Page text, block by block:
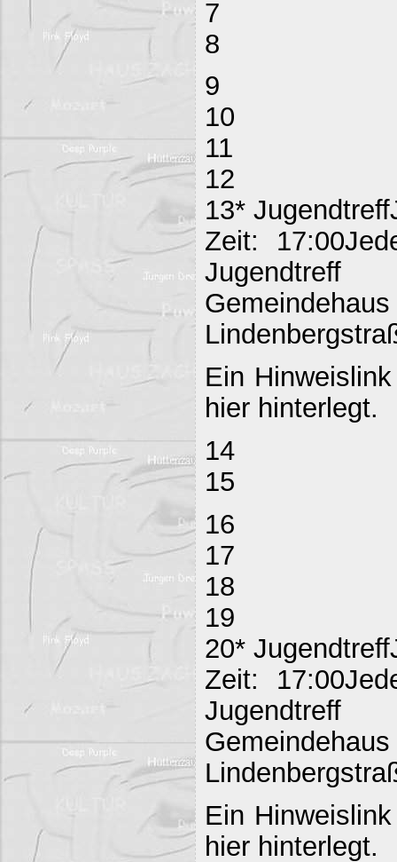
7
8
9
10
11
12
13*
Zeit:
Jugendtreff
Ein
hier hinterlegt.
14
15
16
17
18
19
20*
Zeit:
Jugendtreff
Ein
hier hinterlegt.